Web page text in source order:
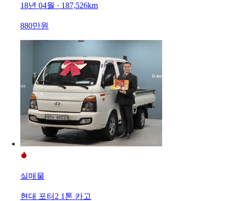
18년 04월 · 187,526km
880만원
실매물
현대 포터2 1톤 카고